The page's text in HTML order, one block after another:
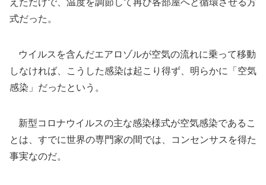
式だった。
ウイルスを含んだエアロゾルが空気の流れに乗って移動
しなければ、こうした感染は起こり得ず、明らかに「空気
感染」だったという。
新型コロナウイルスの主な感染様式が空気感染であるこ
とは、すでに世界の専門家の間では、コンセンサスを得た
事実なのだ。